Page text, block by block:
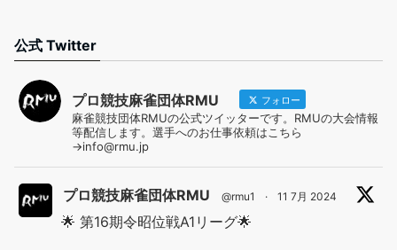
公式 Twitter
プロ競技麻雀団体RMU フォロー
麻雀競技団体RMUの公式ツイッターです。RMUの大会情報
等配信します。選手へのお仕事依頼はこちら
→info@rmu.jp
プロ競技麻雀団体RMU @rmu1 · 11 7月 2024
🌟 第16期令昭位戦A1リーグ🌟